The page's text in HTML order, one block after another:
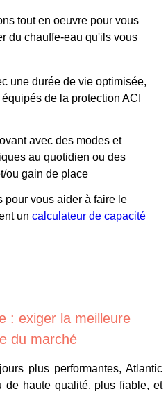
tout en oeuvre pour vous
du chauffe-eau qu'ils vous
une durée de vie optimisée,
de la protection ACI
avec des modes et
au quotidien ou des
ou gain de place
pour vous aider à faire le
uncalculateur de capacité
: exiger la meilleure
du marché
plus performantes, Atlantic
de haute qualité, plus fiable, et